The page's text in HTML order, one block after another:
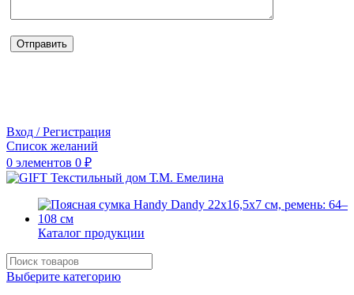
Вход / Регистрация
Список желаний
0 элементов 0 ₽
Каталог продукции
Выберите категорию